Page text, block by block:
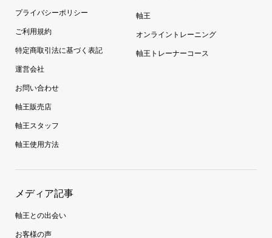
プライバシーポリシー
ご利用規約
特定商取引法に基づく表記
運営会社
お問い合わせ
軸王販売店
軸王スタッフ
軸王使用方法
軸王
オンライントレーニング
軸王トレーナーコース
メディア記事
軸王との出会い
お客様の声